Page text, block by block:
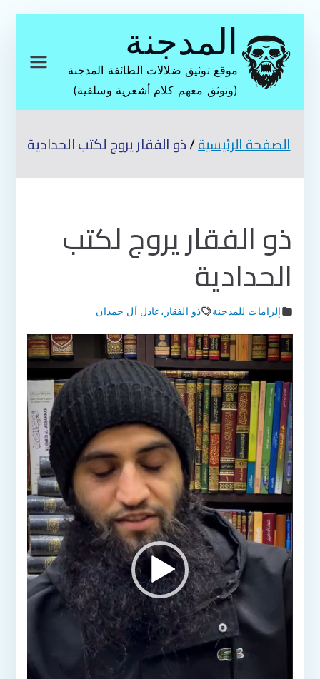
المحتوى
المدجنة
موقع توثيق ضلالات الطائفة المدجنة
(ونوثق معهم كلام أشعرية وسلفية)
الصفحة الرئيسية ذو الفقار يروج لكتب الحدادية
ذو الفقار يروج لكتب
الحدادية
إلزامات للمدجنة ذو الفقار ،عادل آل حمدان
مشغل
الفيديو